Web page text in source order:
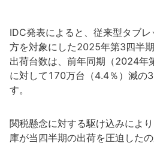
IDC発表によると、従来型タブ
方を対象にした2025年第3四半
出荷台数は、前年同期（2024年
に対して170万台（4.4％）減の
す。
関税懸念に対する駆け込みによ
庫が当四半期の出荷を圧迫した